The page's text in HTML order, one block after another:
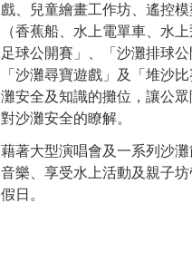
戲、兒童繪畫工作坊、遙控
（香蕉船、水上電單車、水
足球公開賽」、「沙灘排球
「沙灘尋寶遊戲」及「堆沙
灘安全及知識的攤位，讓公
對沙灘安全的瞭解。
藉著大型演唱會及一系列沙
音樂、享受水上活動及親子
假日。